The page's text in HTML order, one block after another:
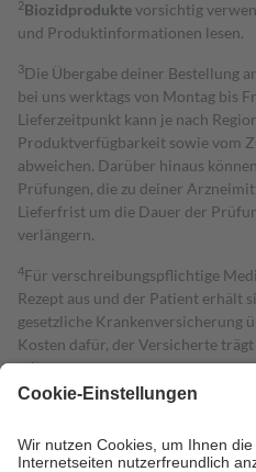
2Biozidproduktevorsichtig
und Produktinformationen lesen.
3Die Übergabe deiner Bestellung
bei uns werktags von Montag bis
Lieferzeitpunkt kann je nach
Produktverfügbarkeit sowie vom
abweichen. Darüber hinaus
Prüfungen, die zu deiner
Lieferfrist um die Dauer der
verlängern.
4Für verschreibungspflichtige
Rezept aus und der Patient erhält
gesetzliche Krankenversicherung
Kosten dafür, der Versicherte
mit.
Grundsätzlich leisten Mitglieder
höchstens zehn Euro.
Es sind
Kosten der Leistung zu entrichten.